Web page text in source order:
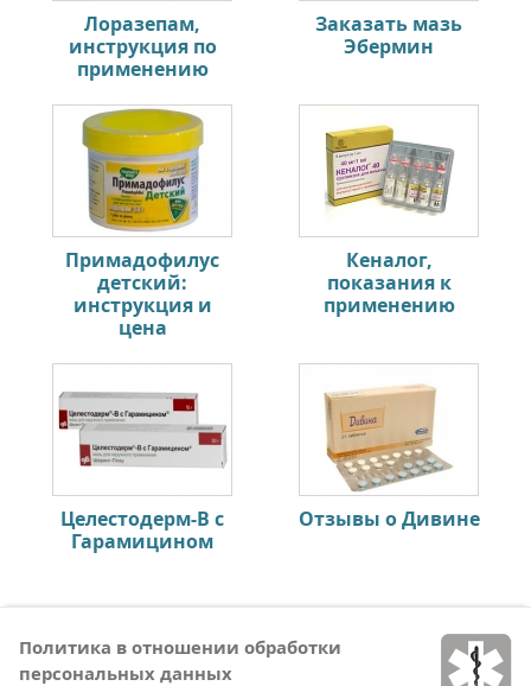
Лоразепам,
инструкция по
применению
Заказать мазь
Эбермин
Примадофилус
детский:
инструкция и
цена
Кеналог,
показания к
применению
Целестодерм-В с
Гарамицином
Отзывы о Дивине
Политика в отношении обработки
персональных данных